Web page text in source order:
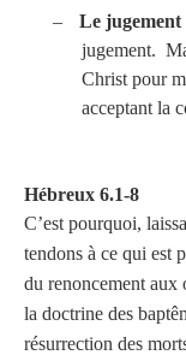
–
Le jugement
jugement.
Christ pour
acceptant la
Hébreux 6.1-8
C’est pourquoi,
tendons à ce qui est
du renoncement aux
la doctrine des
résurrection des